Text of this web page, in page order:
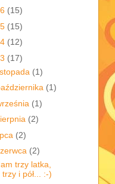
(15)
(15)
(12)
(17)
(1)
(1)
(1)
(2)
(2)
(2)
trzy latka,
trzy i pół... :-)